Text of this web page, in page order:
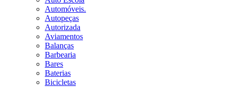
Automóveis.
Autopeças
Autorizada
Aviamentos
Balanças
Barbearia
Bares
Baterias
Bicicletas